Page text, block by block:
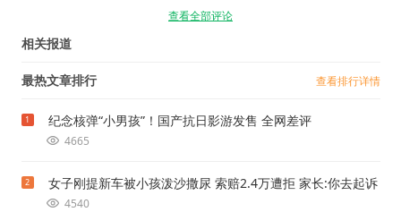
查看全部评论
相关报道
最热文章排行 查看排行详情
1 纪念核弹“小男孩”！国产抗日影游发售 全网差评
4665
2 女子刚提新车被小孩泼沙撒尿 索赔2.4万遭拒 家长:你去起诉
4540